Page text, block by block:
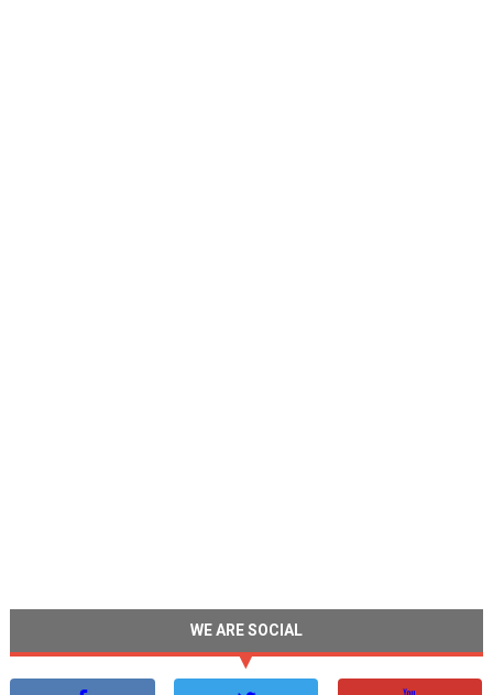
WE ARE SOCIAL